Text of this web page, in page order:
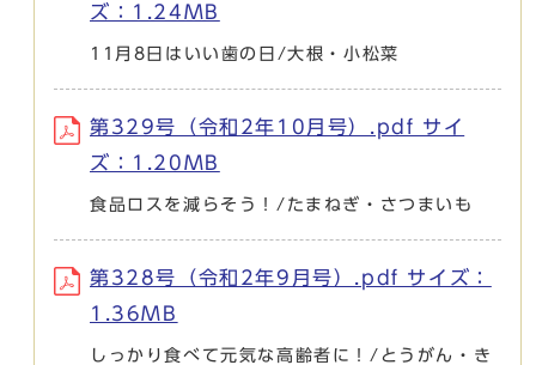
ズ：1.24MB
11月8日はいい歯の日/大根・小松菜
第329号（令和2年10月号）.pdf サイ
ズ：1.20MB
食品ロスを減らそう！/たまねぎ・さつまいも
第328号（令和2年9月号）.pdf サイズ：
1.36MB
しっかり食べて元気な高齢者に！/とうがん・き